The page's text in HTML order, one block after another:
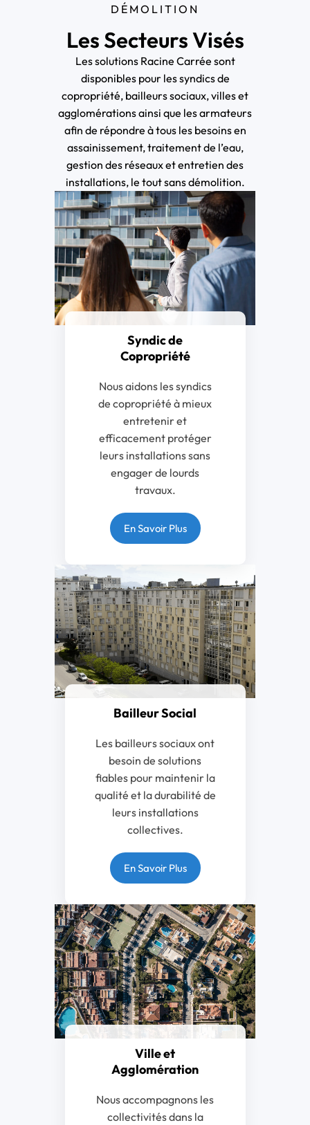
DÉMOLITION
Les Secteurs Visés
Les solutions Racine Carrée sont
disponibles pour les syndics de
copropriété, bailleurs sociaux, villes et
agglomérations ainsi que les armateurs
afin de répondre à tous les besoins en
assainissement, traitement de l’eau,
gestion des réseaux et entretien des
installations, le tout sans démolition.
Syndic de
Copropriété
Nous aidons les syndics
de copropriété à mieux
entretenir et
efficacement protéger
leurs installations sans
engager de lourds
travaux.
En Savoir Plus
Bailleur Social
Les bailleurs sociaux ont
besoin de solutions
fiables pour maintenir la
qualité et la durabilité de
leurs installations
collectives.
En Savoir Plus
Ville et
Agglomération
Nous accompagnons les
collectivités dans la